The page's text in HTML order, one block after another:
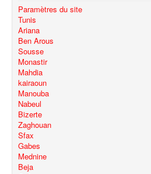
Paramètres du site
Tunis
Ariana
Ben Arous
Sousse
Monastir
Mahdia
kairaoun
Manouba
Nabeul
Bizerte
Zaghouan
Sfax
Gabes
Mednine
Beja